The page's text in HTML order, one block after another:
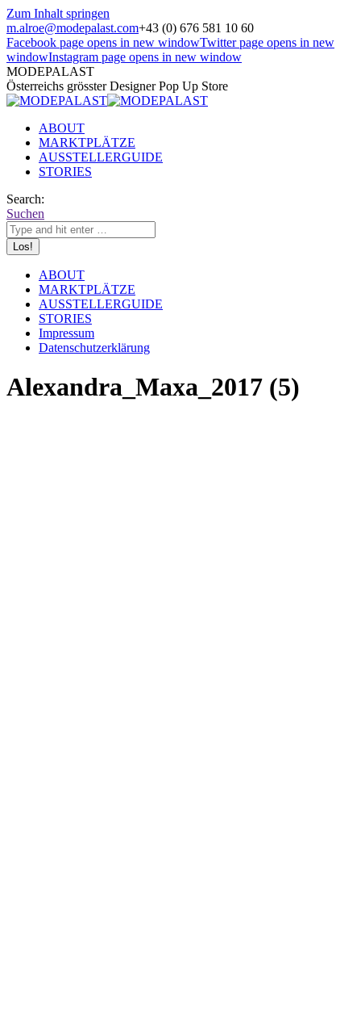
Zum Inhalt springen
m.alroe@modepalast.com+43 (0) 676 581 10 60
Facebook page opens in new windowTwitter page opens in new
windowInstagram page opens in new window
MODEPALAST
Österreichs grösster Designer Pop Up Store
ABOUT
MARKTPLÄTZE
AUSSTELLERGUIDE
STORIES
Search:
Suchen
ABOUT
MARKTPLÄTZE
AUSSTELLERGUIDE
STORIES
Impressum
Datenschutzerklärung
Alexandra_Maxa_2017 (5)